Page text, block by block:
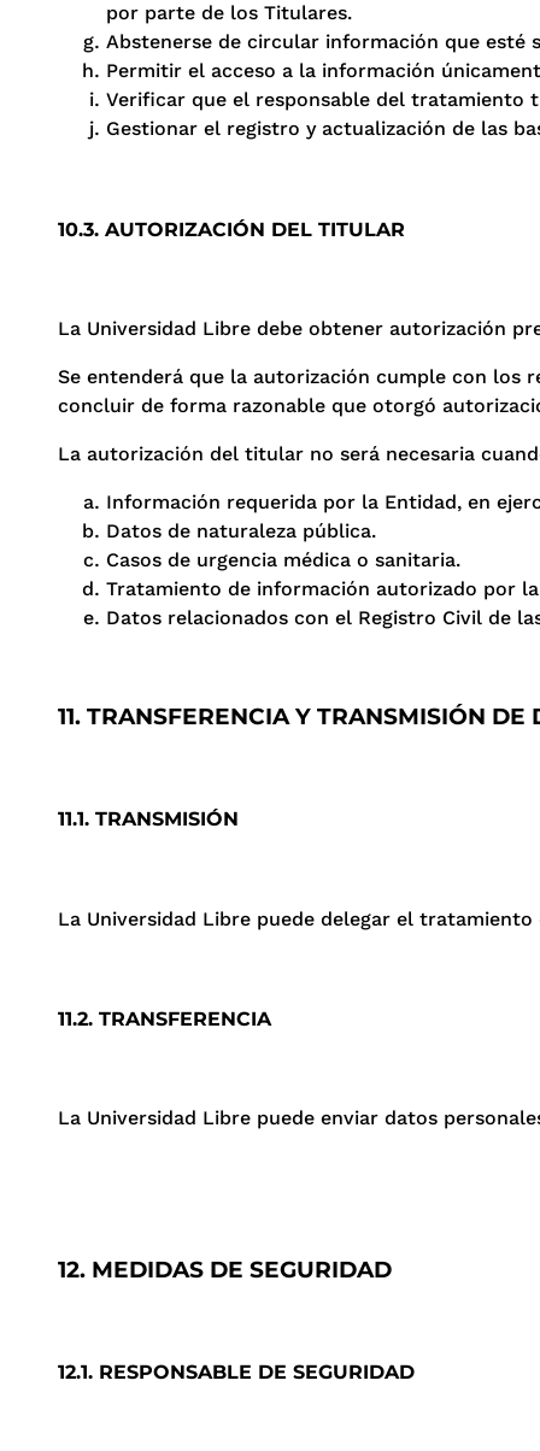
por parte de los Titulares.
Abstenerse de circular información que
Permitir el acceso a la información
Verificar que el responsable del tratamiento
Gestionar el registro y actualización de las
10.3. AUTORIZACIÓN DEL TITULAR
La Universidad Libre debe obtener autorización
Se entenderá que la autorización cumple con
concluir de forma razonable que otorgó
La autorización del titular no será necesaria
Información requerida por la Entidad, en
Datos de naturaleza pública.
Casos de urgencia médica o sanitaria.
Tratamiento de información autorizado por
Datos relacionados con el Registro Civil de
11. TRANSFERENCIA Y TRANSMISIÓN DE
11.1. TRANSMISIÓN
La Universidad Libre puede delegar el
11.2. TRANSFERENCIA
La Universidad Libre puede enviar datos
12. MEDIDAS DE SEGURIDAD
12.1. RESPONSABLE DE SEGURIDAD